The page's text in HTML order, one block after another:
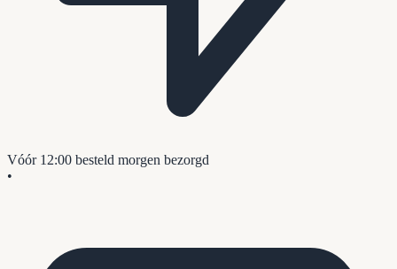
Vóór 12:00 besteld morgen bezorgd
•